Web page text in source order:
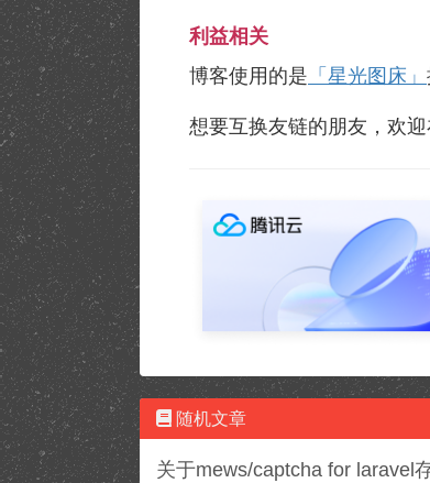
利益相关
博客使用的是 「星光图床」
想要互换友链的朋友，欢迎
随机文章
关于mews/captcha for laravel